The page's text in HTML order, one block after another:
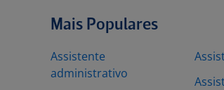
Mais Populares
Assistente
administrativo